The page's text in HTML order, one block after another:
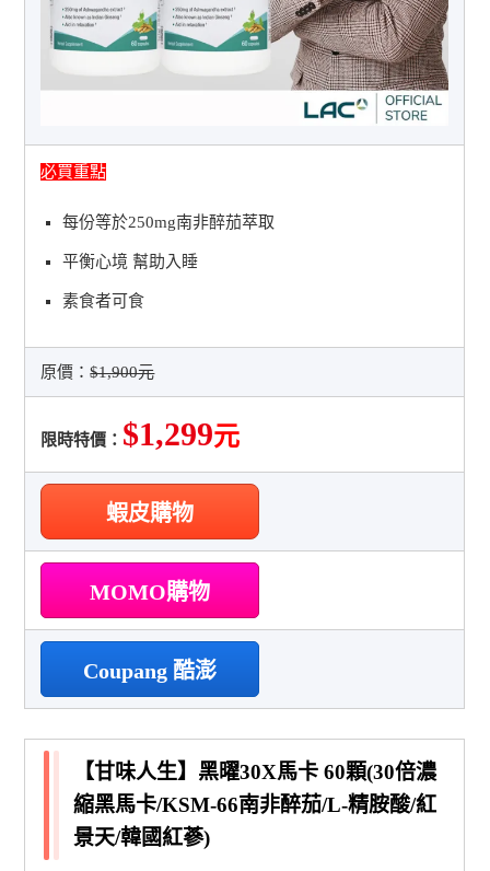
必買重點
每份等於250mg南非醉茄萃取
平衡心境 幫助入睡
素食者可食
原價：$1,900元
限時特價： $1,299元
蝦皮購物
MOMO購物
Coupang 酷澎
【甘味人生】黑曜30X馬卡 60顆(30倍濃
縮黑馬卡/KSM-66南非醉茄/L-精胺酸/紅
景天/韓國紅蔘)